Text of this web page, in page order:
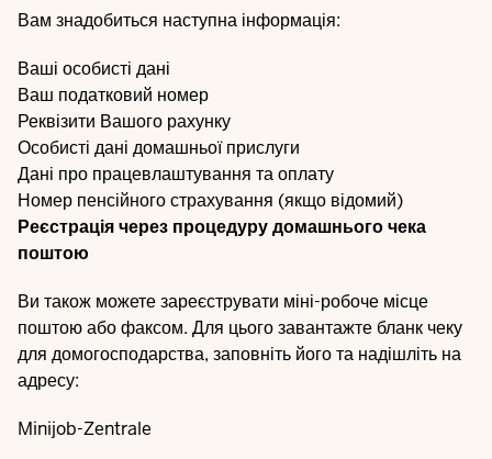
Вам знадобиться наступна інформація:
Ваші особисті дані
Ваш податковий номер
Реквізити Вашого рахунку
Особисті дані домашньої прислуги
Дані про працевлаштування та оплату
Номер пенсійного страхування (якщо відомий)
Реєстрація через процедуру домашнього чека
поштою
Ви також можете зареєструвати міні-робоче місце
поштою або факсом. Для цього завантажте бланк чеку
для домогосподарства, заповніть його та надішліть на
адресу:
Minijob-Zentrale